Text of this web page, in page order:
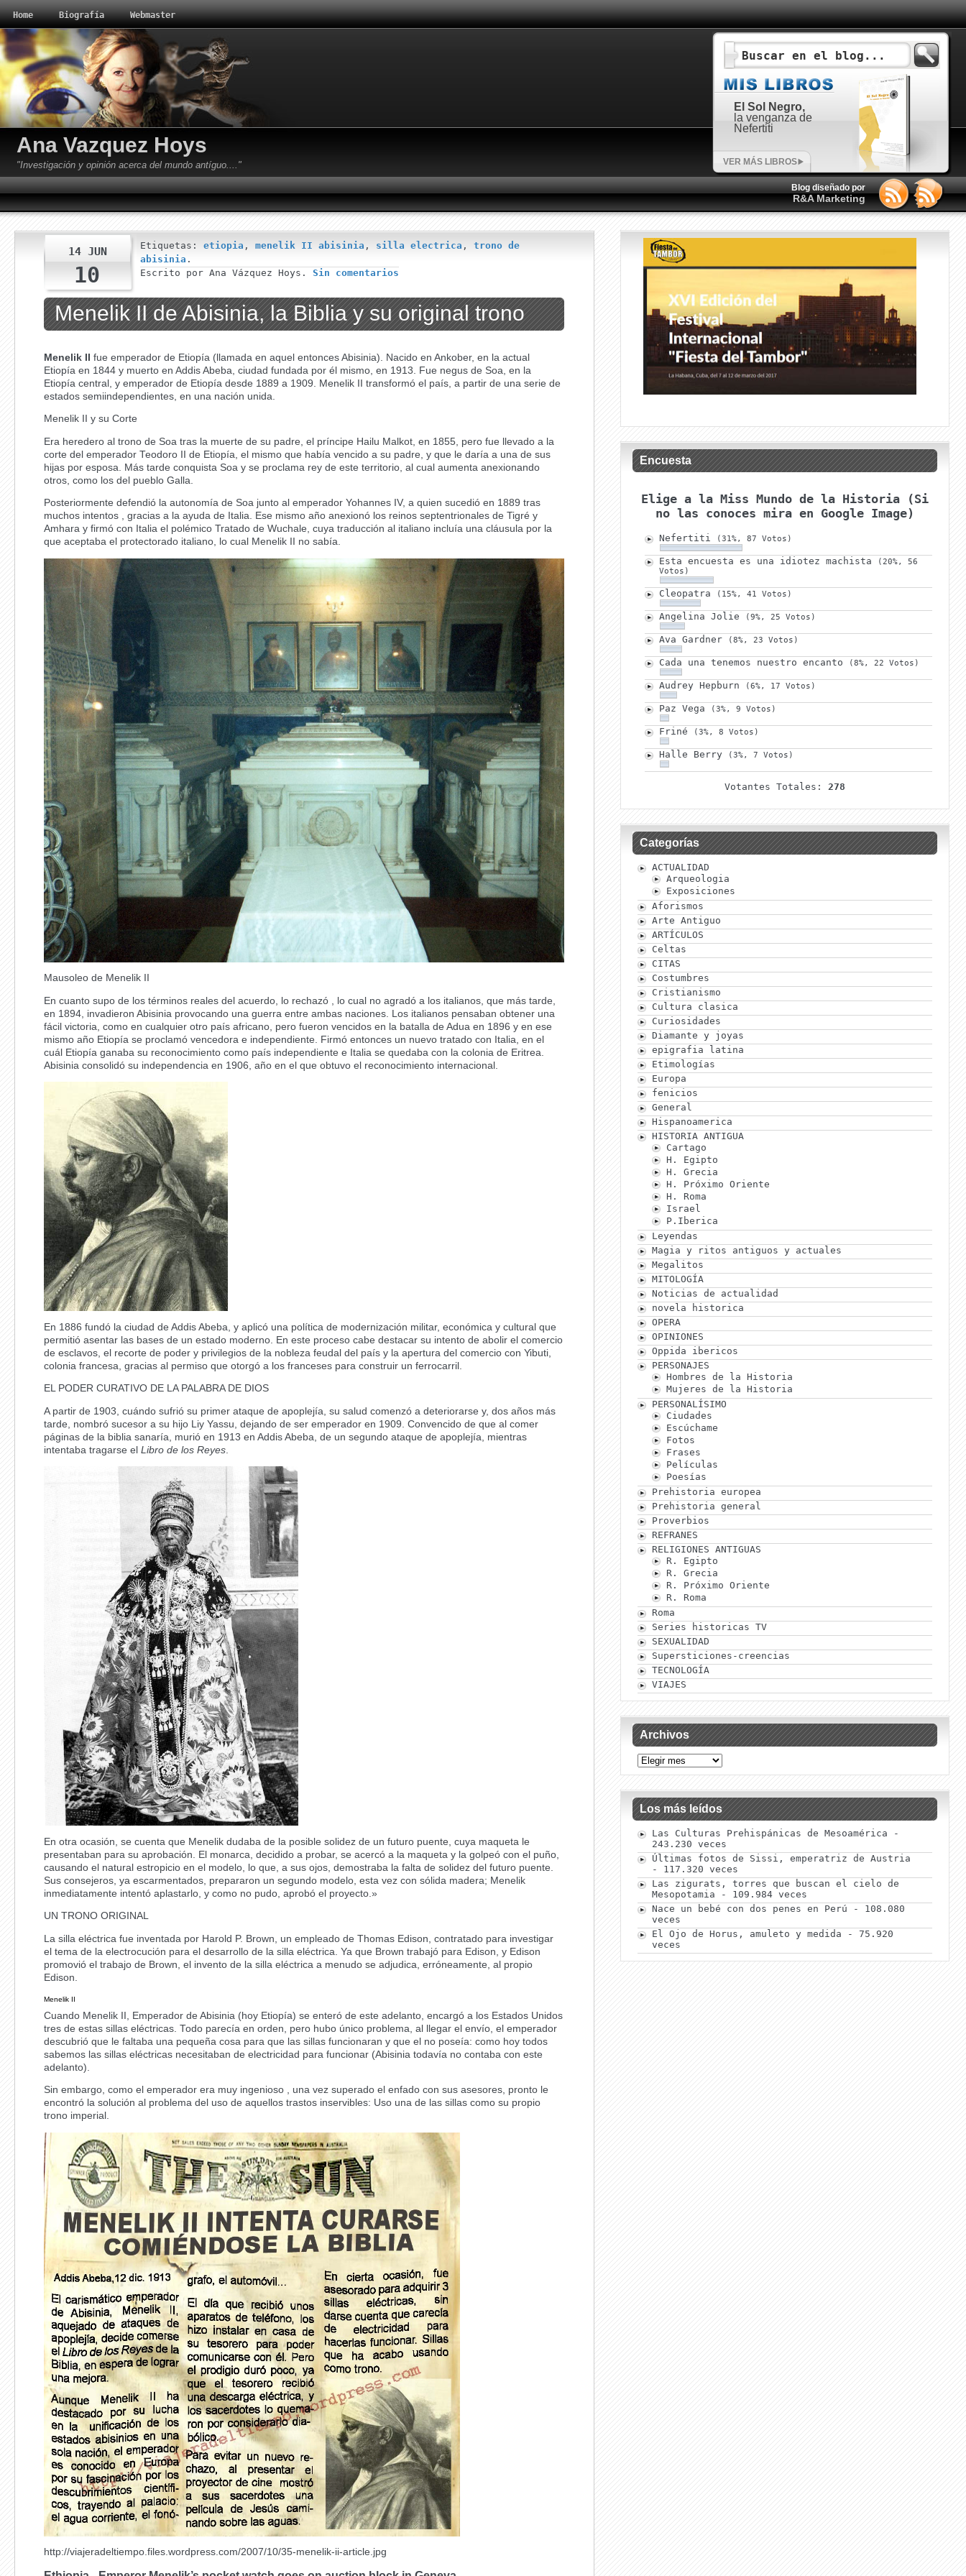
Home Biografía Webmaster
Ana Vazquez Hoys
"Investigación y opinión acerca del mundo antíguo...."
El Sol Negro,
la venganza de
Nefertiti
VER MÁS LIBROS
Blog diseñado por
R&A Marketing
14 JUN
10
Etiquetas:etiopia ,menelik II abisinia , silla electrica ,trono de
abisinia .
Escrito por Ana Vázquez Hoys.Sin comentarios
Menelik II de Abisinia, la Biblia y su original trono
Menelik II fue emperador de Etiopía (llamada en aquel entonces Abisinia). Nacido en Ankober, en la actual
Etiopía en 1844 y muerto en Addis Abeba, ciudad fundada por él mismo, en 1913. Fue negus de Soa, en la
Etiopía central, y emperador de Etiopía desde 1889 a 1909. Menelik II transformó el país, a partir de una serie de
estados semiindependientes, en una nación unida.
Menelik II y su Corte
Era heredero al trono de Soa tras la muerte de su padre, el príncipe Hailu Malkot, en 1855, pero fue llevado a la
corte del emperador Teodoro II de Etiopía, el mismo que había vencido a su padre, y que le daría a una de sus
hijas por esposa. Más tarde conquista Soa y se proclama rey de este territorio, al cual aumenta anexionando
otros, como los del pueblo Galla.
Posteriormente defendió la autonomía de Soa junto al emperador Yohannes IV, a quien sucedió en 1889 tras
muchos intentos , gracias a la ayuda de Italia. Ese mismo año anexionó los reinos septentrionales de Tigré y
Amhara y firmó con Italia el polémico Tratado de Wuchale, cuya traducción al italiano incluía una cláusula por la
que aceptaba el protectorado italiano, lo cual Menelik II no sabía.
Mausoleo de Menelik II
En cuanto supo de los términos reales del acuerdo, lo rechazó , lo cual no agradó a los italianos, que más tarde,
en 1894, invadieron Abisinia provocando una guerra entre ambas naciones. Los italianos pensaban obtener una
fácil victoria, como en cualquier otro país africano, pero fueron vencidos en la batalla de Adua en 1896 y en ese
mismo año Etiopía se proclamó vencedora e independiente. Firmó entonces un nuevo tratado con Italia, en el
cuál Etiopía ganaba su reconocimiento como país independiente e Italia se quedaba con la colonia de Eritrea.
Abisinia consolidó su independencia en 1906, año en el que obtuvo el reconocimiento internacional.
En 1886 fundó la ciudad de Addis Abeba, y aplicó una política de modernización militar, económica y cultural que
permitió asentar las bases de un estado moderno. En este proceso cabe destacar su intento de abolir el comercio
de esclavos, el recorte de poder y privilegios de la nobleza feudal del país y la apertura del comercio con Yibuti,
colonia francesa, gracias al permiso que otorgó a los franceses para construir un ferrocarril.
EL PODER CURATIVO DE LA PALABRA DE DIOS
A partir de 1903, cuándo sufrió su primer ataque de apoplejía, su salud comenzó a deteriorarse y, dos años más
tarde, nombró sucesor a su hijo Liy Yassu, dejando de ser emperador en 1909. Convencido de que al comer
páginas de la biblia sanaría, murió en 1913 en Addis Abeba, de un segundo ataque de apoplejía, mientras
intentaba tragarse elLibro de los Reyes
En otra ocasión, se cuenta que Menelik dudaba de la posible solidez de un futuro puente, cuya maqueta le
presentaban para su aprobación. El monarca, decidido a probar, se acercó a la maqueta y la golpeó con el puño,
causando el natural estropicio en el modelo, lo que, a sus ojos, demostraba la falta de solidez del futuro puente.
Sus consejeros, ya escarmentados, prepararon un segundo modelo, esta vez con sólida madera; Menelik
inmediatamente intentó aplastarlo, y como no pudo, aprobó el proyecto.»
UN TRONO ORIGINAL
La silla eléctrica fue inventada por Harold P. Brown, un empleado de Thomas Edison, contratado para investigar
el tema de la electrocución para el desarrollo de la silla eléctrica. Ya que Brown trabajó para Edison, y Edison
promovió el trabajo de Brown, el invento de la silla eléctrica a menudo se adjudica, erróneamente, al propio
Edison.
Menelik II
Cuando Menelik II, Emperador de Abisinia (hoy Etiopía) se enteró de este adelanto, encargó a los Estados Unidos
tres de estas sillas eléctricas. Todo parecía en orden, pero hubo único problema, al llegar el envío, el emperador
descubrió que le faltaba una pequeña cosa para que las sillas funcionaran y que el no poseía: como hoy todos
sabemos las sillas eléctricas necesitaban de electricidad para funcionar (Abisinia todavía no contaba con este
adelanto).
Sin embargo, como el emperador era muy ingenioso , una vez superado el enfado con sus asesores, pronto le
encontró la solución al problema del uso de aquellos trastos inservibles: Uso una de las sillas como su propio
trono imperial.
http://viajeradeltiempo.files.wordpress.com/2007/10/35-menelik-ii-article.jpg
Encuesta
Elige a la Miss Mundo de la Historia (Si
no las conoces mira en Google Image)
Nefertiti (31%, 87 Votos)
Esta encuesta es una idiotez machista
(20%, 56
Votos)
Cleopatra (15%, 41 Votos)
Angelina Jolie (9%, 25 Votos)
Ava Gardner (8%, 23 Votos)
Cada una tenemos nuestro encanto (8%, 22 Votos)
Audrey Hepburn (6%, 17 Votos)
Paz Vega (3%, 9 Votos)
Friné (3%, 8 Votos)
Halle Berry (3%, 7 Votos)
Votantes Totales: 278
Categorías
ACTUALIDAD
Arqueologia
Exposiciones
Aforismos
Arte Antiguo
ARTÍCULOS
Celtas
CITAS
Costumbres
Cristianismo
Cultura clasica
Curiosidades
Diamante y joyas
epigrafia latina
Etimologías
Europa
fenicios
General
Hispanoamerica
HISTORIA ANTIGUA
Cartago
H. Egipto
H. Grecia
H. Próximo Oriente
H. Roma
Israel
P.Iberica
Leyendas
Magia y ritos antiguos y actuales
Megalitos
MITOLOGÍA
Noticias de actualidad
novela historica
OPERA
OPINIONES
Oppida ibericos
PERSONAJES
Hombres de la Historia
Mujeres de la Historia
PERSONALÍSIMO
Ciudades
Escúchame
Fotos
Frases
Películas
Poesías
Prehistoria europea
Prehistoria general
Proverbios
REFRANES
RELIGIONES ANTIGUAS
R. Egipto
R. Grecia
R. Próximo Oriente
R. Roma
Roma
Series historicas TV
SEXUALIDAD
Supersticiones-creencias
TECNOLOGÍA
VIAJES
Archivos
Los más leídos
Las Culturas Prehispánicas de Mesoamérica -
243.230 veces
Últimas fotos de Sissi, emperatriz de Austria
- 117.320 veces
Las zigurats, torres que buscan el cielo de
Mesopotamia - 109.984 veces
Nace un bebé con dos penes en Perú - 108.080
veces
El Ojo de Horus, amuleto y medida - 75.920
veces